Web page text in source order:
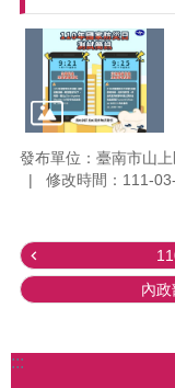
發布單位：臺南市山
修改時間：111-
內
:::